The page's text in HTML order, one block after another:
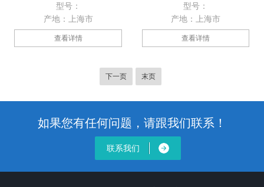
型号：
产地：上海市
查看详情
的可靠过电压保护，并克服不良
试品击穿时引起的振荡。
型号：
产地：上海市
查看详情
下一页 末页
如果您有任何问题，请跟我们联系！
联系我们